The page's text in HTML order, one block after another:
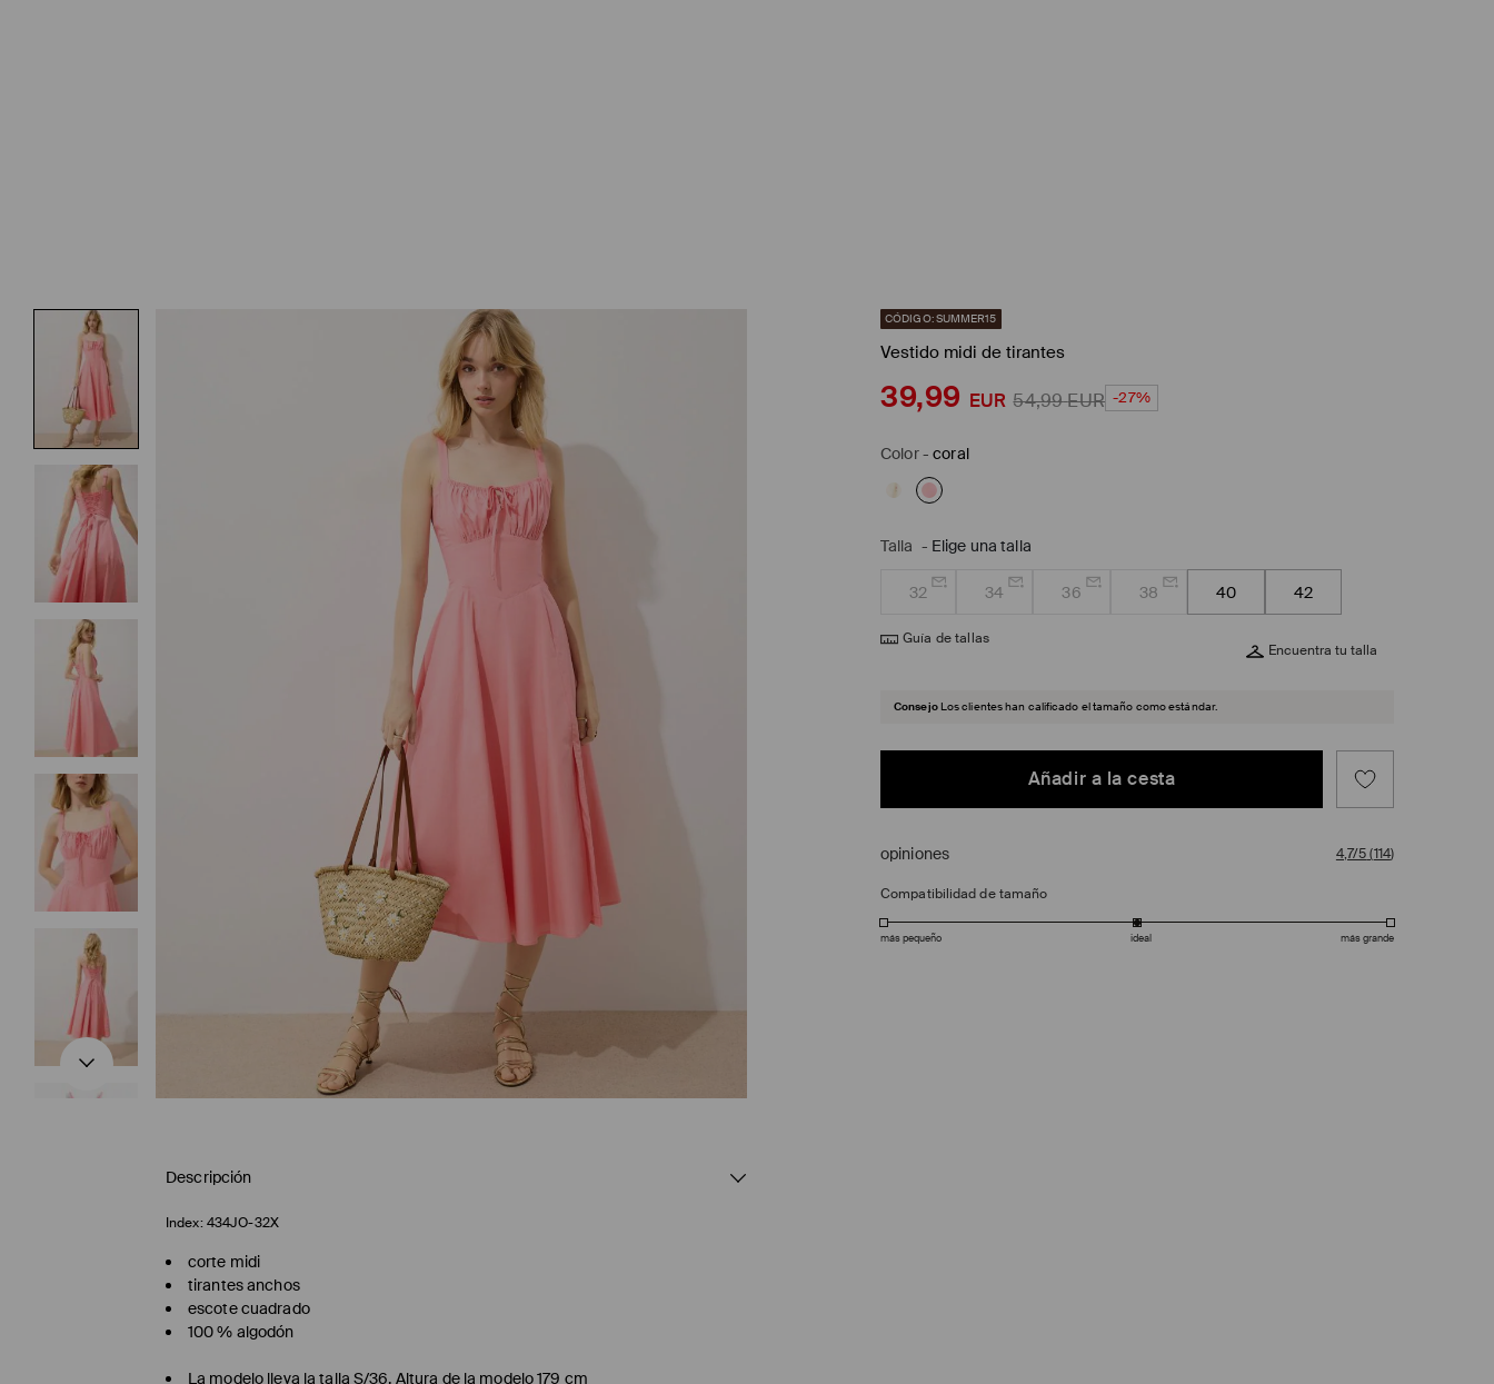
CÓDIGO: SUMMER15
Vestido midi de tirantes
39,99 EUR 54,99EUR -27%
Color-coral
Talla - Elige una talla
32 34 36 38 40 42
Guía de tallas
Encuentra tu talla
Consejo Los clientes han calificado el tamaño como estándar.
Añadir a la cesta
opiniones 4,7/5(114)
Compatibilidad de tamaño
más pequeño ideal más grande
Descripción
Index: 434JO-32X
corte midi
tirantes anchos
escote cuadrado
100 % algodón
La modelo lleva la talla S/36. Altura de la modelo 179 cm